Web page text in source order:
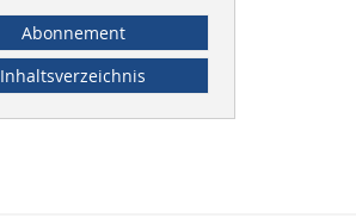
Abonnement
Inhaltsverzeichnis